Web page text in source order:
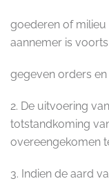
goederen of
aannemer is
gegeven orders
2. De uitvoering
totstandkoming
overeengekomen
3. Indien de aard